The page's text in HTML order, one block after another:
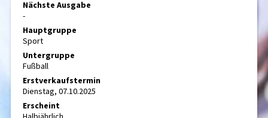
Nächste Ausgabe
-
Hauptgruppe
Sport
Untergruppe
Fußball
Erstverkaufstermin
Dienstag, 07.10.2025
Erscheint